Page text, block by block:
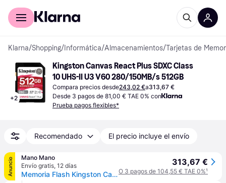
Comprar con Klarna
Klarna/Shopping/ Informática/Almacenamientos/Tarjetas de
+2
Kingston Canvas React Plus SDXC Class
10 UHS-II U3 V60 280/150MB/s 512GB
Compara precios desde243,02 €a313,67 €
Desde 3 pagos de 81,00 € TAE 0% con
Prueba pagos flexibles*
Recomendado El precio incluye el envío
Anuncio
Mano Mano
Envío gratis, 12 días
Memoria Flash Kingston Canvas React Plus, 512gb, Sd Uhs-ii Clase 10
313,67 €
O 3 pagos de 104,55 € TAE 0%¹